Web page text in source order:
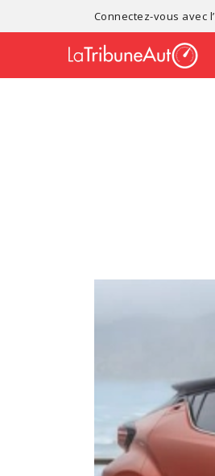
Connectez-vous avec l’